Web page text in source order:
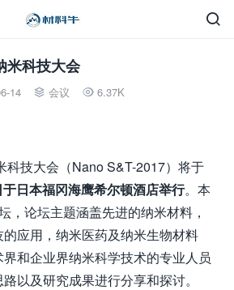

米科技大会
14  会议  6.37K
科技大会（Nano S&T-2017）将于
于日本福冈海鹰希尔顿酒店举行。本
，论坛主题涵盖先进的纳米材料，
应用，纳米医药及纳米生物材料
和企业界纳米科学技术的专业人员
以及研究成果进行分享和探讨。